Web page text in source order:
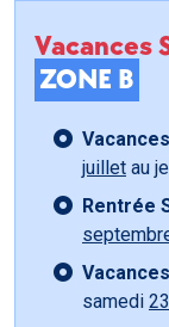
Vacances
ZONE B
juillet au
Rentrée
samedi